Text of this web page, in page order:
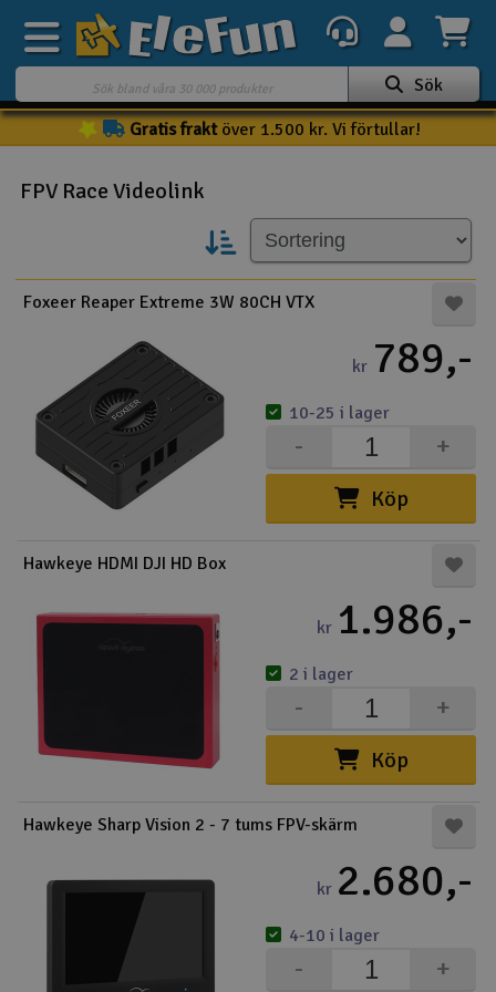
Veckans erbjudande
Outlet
3D-print
Batteri & laddare
Bilar
Bilbana
Drönare för FPV
Helikopter
Kamerautrustning
Modellbygg- och byggsatser
Modelljärnväg
Motor & tillbehör
Sök
Gratis fraktöver 1.500 kr. Vi förtullar!
FPV Race Videolink
Foxeer Reaper Extreme 3W 80CH VTX
kr 789,-
Köp
+
-
10-25 i lager
Hawkeye HDMI DJI HD Box
kr 1.986,-
Köp
+
-
2 i lager
Hawkeye Sharp Vision 2 - 7 tums FPV-skärm
kr 2.680,-
+
-
4-10 i lager